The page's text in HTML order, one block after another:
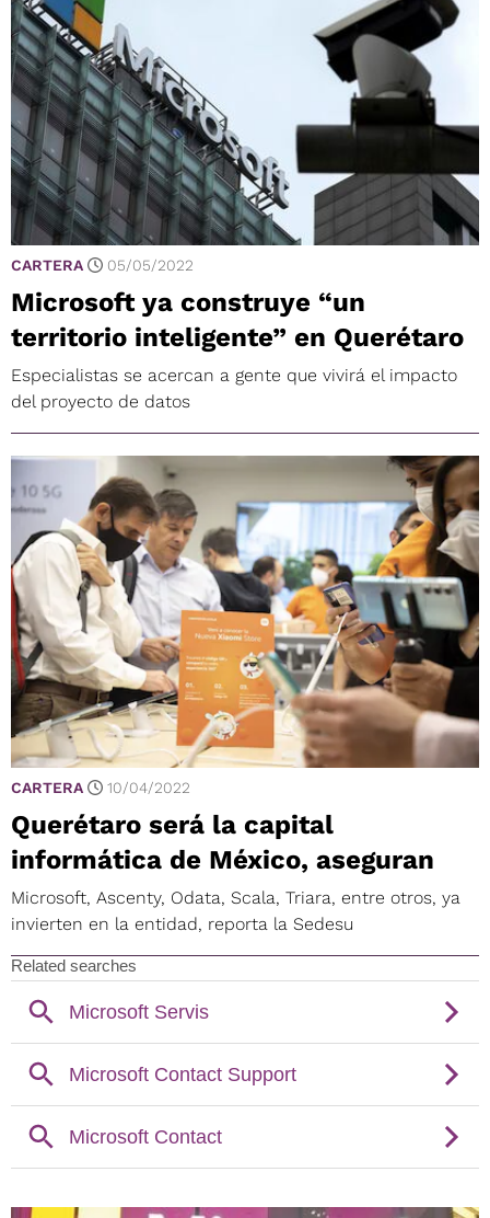
CARTERA 05/05/2022
Microsoft ya construye “un
territorio inteligente” en Querétaro
Especialistas se acercan a gente que vivirá el impacto
del proyecto de datos
CARTERA 10/04/2022
Querétaro será la capital
informática de México, aseguran
Microsoft, Ascenty, Odata, Scala, Triara, entre otros, ya
invierten en la entidad, reporta la Sedesu